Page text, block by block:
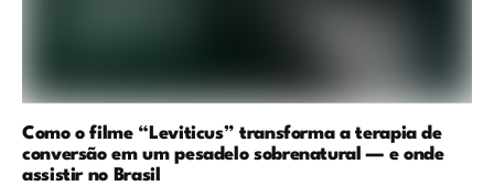
Como o filme “Leviticus” transforma a terapia de
conversão em um pesadelo sobrenatural — e onde
assistir no Brasil